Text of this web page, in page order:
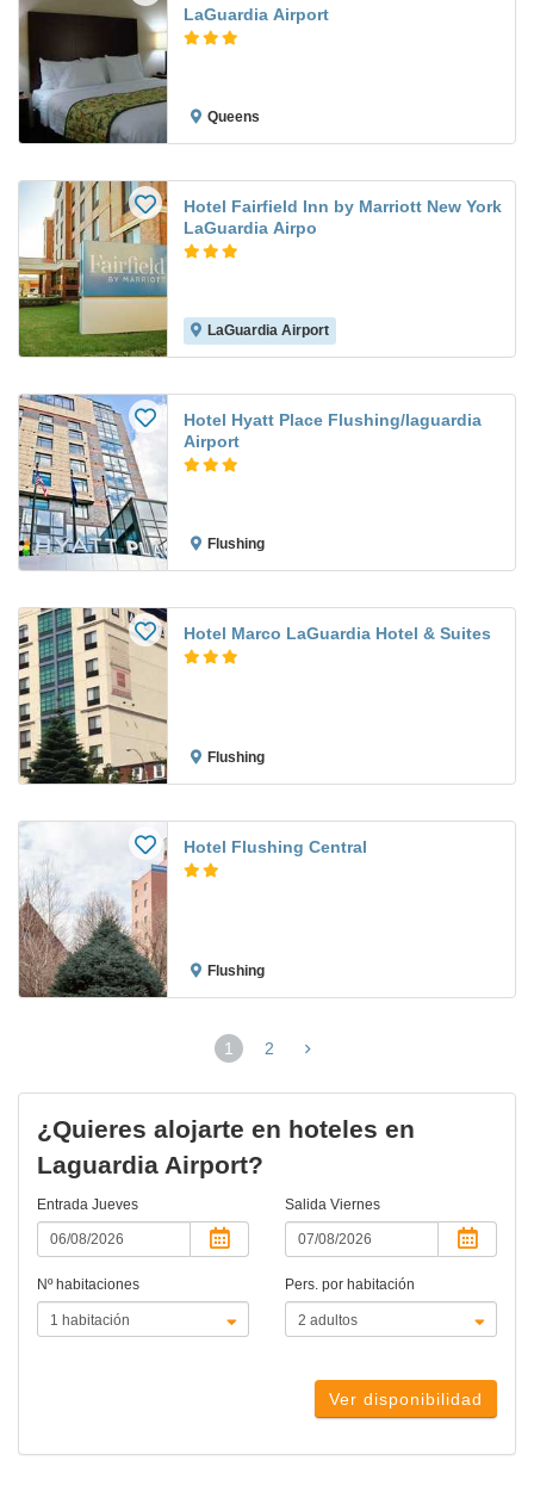
LaGuardia Airport
Queens
Hotel Fairfield Inn by Marriott New York
LaGuardia Airpo
LaGuardia Airport
Hotel Hyatt Place Flushing/laguardia
Airport
Flushing
Hotel Marco LaGuardia Hotel & Suites
Flushing
Hotel Flushing Central
Flushing
1
(página
2
¿Quieres alojarte en hoteles en
Laguardia Airport?
Entrada Jueves Salida Viernes
Nº habitaciones Pers. por habitación
Ver disponibilidad